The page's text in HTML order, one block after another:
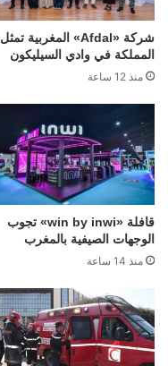
شركة «Afdal» المغربية تمثل
المملكة في وادي السيليكون
منذ 12 ساعة
قافلة «win by inwi» تجوب
الوجهات الصيفية بالمغرب
منذ 14 ساعة